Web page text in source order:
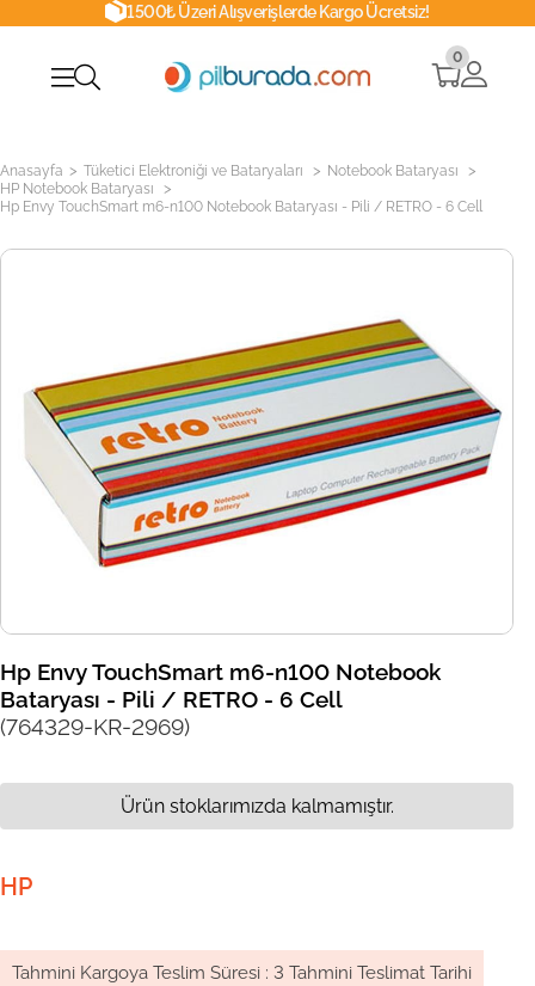
1500₺ Üzeri Alışverişlerde Kargo Ücretsiz!
0
Anasayfa > Tüketici Elektroniği ve Bataryaları > Notebook Bataryası >
HP Notebook Bataryası >
Hp Envy TouchSmart m6-n100 Notebook Bataryası - Pili / RETRO - 6 Cell
Hp Envy TouchSmart m6-n100 Notebook
Bataryası - Pili / RETRO - 6 Cell
(764329-KR-2969)
HP
Tahmini Kargoya Teslim Süresi : 3 Tahmini Teslimat Tarihi
Ürün stoklarımızda kalmamıştır.